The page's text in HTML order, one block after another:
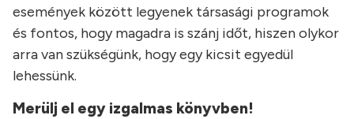
események között legyenek társasági programok
és fontos, hogy magadra is szánj időt, hiszen olykor
arra van szükségünk, hogy egy kicsit egyedül
lehessünk.
Merülj el egy izgalmas könyvben!